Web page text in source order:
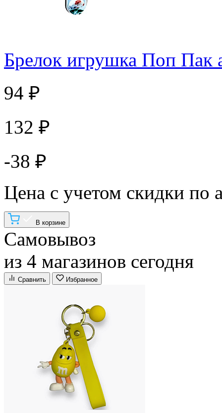
Брелок игрушка Поп Пак
94 ₽
132 ₽
-38 ₽
Цена с учетом скидки по
В корзине
Самовывоз
из 4 магазинов сегодня
Сравнить Избранное